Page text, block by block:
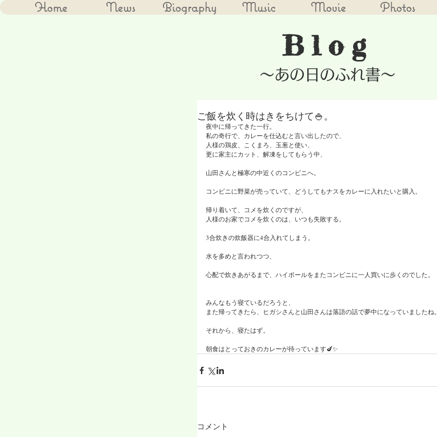
Home News Biography Music Movie Photos
Blog
​～あの日のふれ書～
ご飯を炊く時はきをちけて🍚。
夜中に帰ってきた一行。
私の奇行で、カレーを仕込むと言い出したので、
人様の鶏皮、こくまろ、玉葱と使い、
更に家主にカット、解凍をしてもらう中、
山田さんと極寒の中近くのコンビニへ。
コンビニに野菜が売っていて、どうしてもナスをカレーに入れたいと購入。
帰り着いて、コメを炊くのですが、
人様のお家でコメを炊くのは、いつも失敗する。
3合炊きの炊飯器に4合入れてしまう。
水を多めと言われつつ、
心配で炊きあがるまで、ハイボールをまたコンビニに一人買いに歩くのでした。
みんなもう寝ているだろうと、
また帰ってきたら、ヒガシさんと山田さんは落語の話で夢中になっていましたね
それから、寝たはず。
朝食はとっておきのカレーが待っています🍆✨
コメント